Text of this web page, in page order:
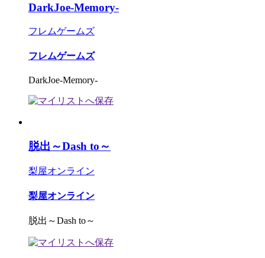
DarkJoe-Memory-
フレムゲームズ
フレムゲームズ
DarkJoe-Memory-
脱出～Dash to～
梨屋オンライン
梨屋オンライン
脱出～Dash to～